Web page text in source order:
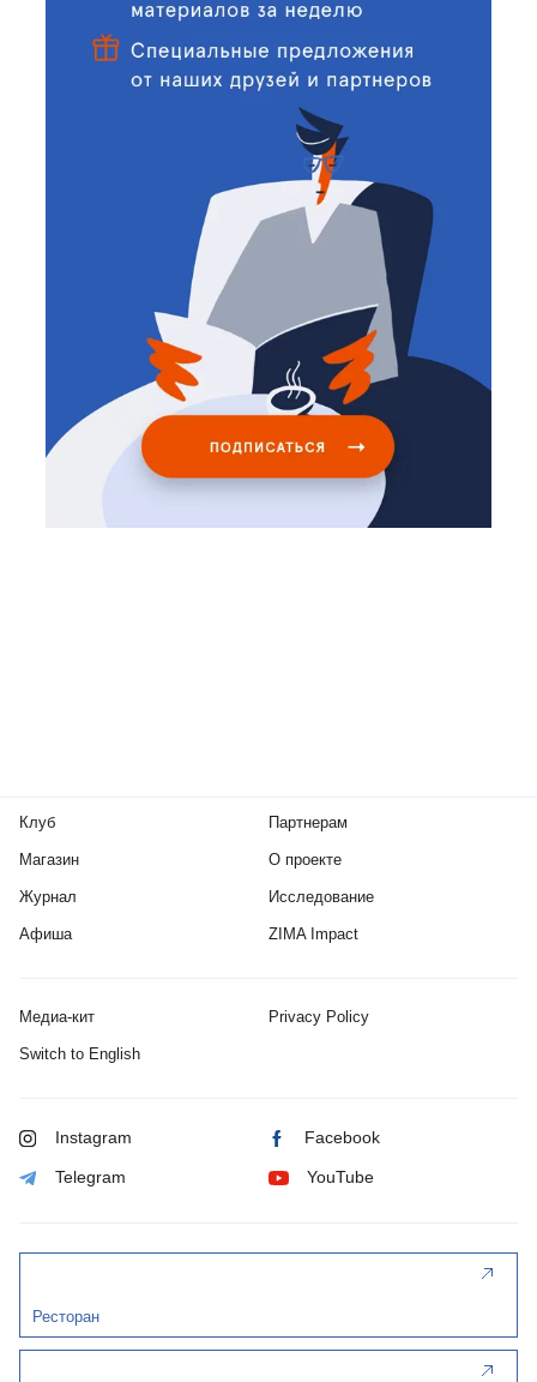
Клуб
Магазин
Журнал
Афиша
Партнерам
О проекте
Исследование
ZIMA Impact
Медиа-кит Privacy Policy
Switch to English
Instagram Facebook
Telegram YouTube
Ресторан